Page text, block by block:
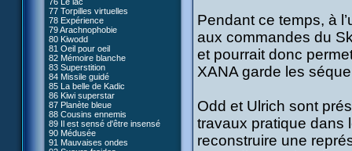
77 Torpilles virtuelles
78 Expérience
79 Arachnophobie
80 Kiwodd
81 Oeil pour oeil
82 Mémoire blanche
83 Superstition
84 Missile guidé
85 La belle de Kadic
86 Kiwi superstar
87 Planète bleue
88 Cousins ennemis
89 Il est sensé d'être insensé
90 Médusée
91 Mauvaises ondes
#05 - Rivalité
#06 - Soupçons
#07 - Compte-à-rebours
#08 - Virus
#09 - Comment tromper XANA
#10 - Le réveil du guerrier
#11 - Rendez-vous
#12 - Chaos à Kadic
#13 - Vendredi 13
#14 - Intrusion
#15 - Les sans-codes
#16 - Confusion
#17 - Un avenir professionnel
assuré
#18 - Obstination
#19 - Le piège
Pendant ce temps, à
aux commandes du
et pourrait donc
XANA garde les
Odd et Ulrich sont
travaux pratique dans
reconstruire une